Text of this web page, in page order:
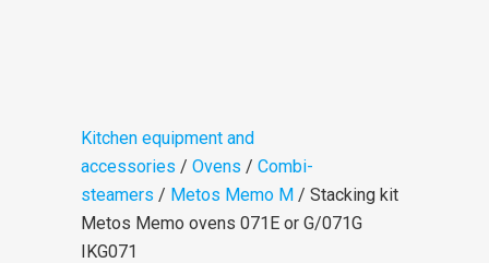
Kitchen equipment and
accessories / Ovens / Combi-
steamers / Metos Memo M / Stacking kit
Metos Memo ovens 071E or G/071G
IKG071